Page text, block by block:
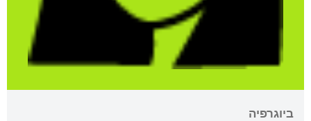
ביוגרפיה